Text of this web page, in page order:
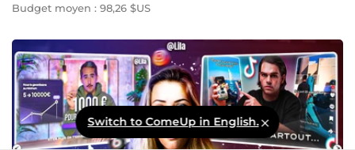
Budget moyen : 98,26 $US
Switch to ComeUp in English.